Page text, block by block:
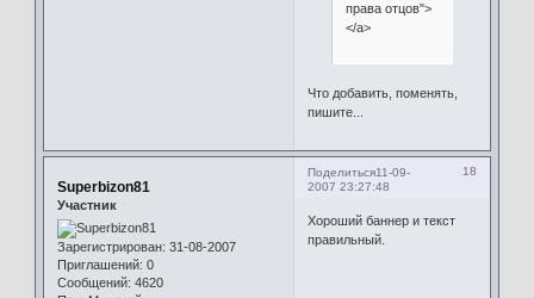
права отцов">
</a>
Что добавить, поменять,
пишите...
Поделиться 18
11-09-
2007 23:27:48
Superbizon81
Участник
Зарегистрирован: 31-08-2007
Приглашений: 0
Сообщений: 4620
Хороший баннер и текст
правильный.